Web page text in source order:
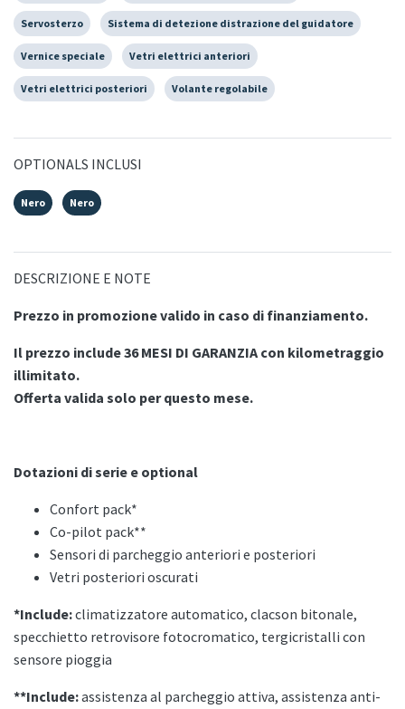
Servosterzo Sistema di detezione distrazione del guidatore
Vernice speciale Vetri elettrici anteriori
Vetri elettrici posteriori Volante regolabile
OPTIONALS INCLUSI
Nero Nero
DESCRIZIONE E NOTE
Prezzo in promozione valido in caso di finanziamento.
Il prezzo include 36 MESI DI GARANZIA con kilometraggio
illimitato.
Offerta valida solo per questo mese.
Dotazioni di serie e optional
Confort pack*
Co-pilot pack**
Sensori di parcheggio anteriori e posteriori
Vetri posteriori oscurati
*Include:climatizzatore automatico, clacson bitonale,
specchietto retrovisore fotocromatico, tergicristalli con
sensore pioggia
**Include:assistenza al parcheggio attiva, assistenza anti-